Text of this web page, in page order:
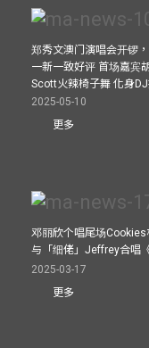
郑秀文澳门演唱会开锣
一新一致好评 首场嘉宾
Scott火辣椅子舞 化身
2025-05-10
更多
邓丽欣个唱尾场
与「细佬」Jeffrey合唱
2025-03-17
更多